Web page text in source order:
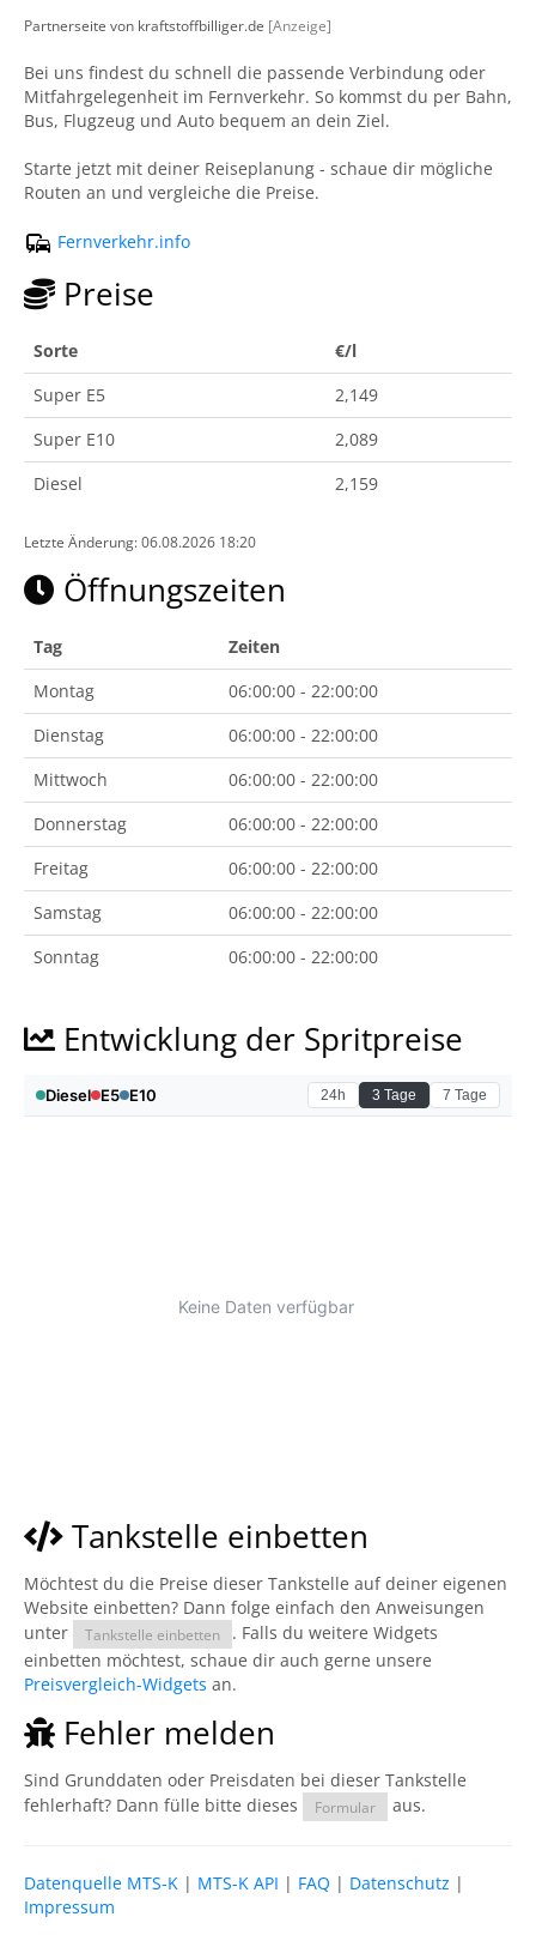
Partnerseite von kraftstoffbilliger.de [Anzeige]
Bei uns findest du schnell die passende Verbindung oder
Mitfahrgelegenheit im Fernverkehr. So kommst du per Bahn,
Bus, Flugzeug und Auto bequem an dein Ziel.
Starte jetzt mit deiner Reiseplanung - schaue dir mögliche
Routen an und vergleiche die Preise.
Fernverkehr.info
Preise
Sorte
€/l
Super E5
2,149
Super E10
2,089
Diesel
2,159
Letzte Änderung: 06.08.2026 18:20
Öffnungszeiten
Tag
Zeiten
Montag
06:00:00 - 22:00:00
Dienstag
06:00:00 - 22:00:00
Mittwoch
06:00:00 - 22:00:00
Donnerstag
06:00:00 - 22:00:00
Freitag
06:00:00 - 22:00:00
Samstag
06:00:00 - 22:00:00
Sonntag
06:00:00 - 22:00:00
Entwicklung der Spritpreise
Tankstelle einbetten
Möchtest du die Preise dieser Tankstelle auf deiner eigenen
Website einbetten? Dann folge einfach den Anweisungen
unter
Tankstelle einbetten
. Falls du weitere Widgets
einbetten möchtest, schaue dir auch gerne unsere
Preisvergleich-Widgets an.
Fehler melden
Sind Grunddaten oder Preisdaten bei dieser Tankstelle
fehlerhaft? Dann fülle bitte dieses
Formular aus.
Datenquelle MTS-K | MTS-K API | FAQ | Datenschutz |
Impressum